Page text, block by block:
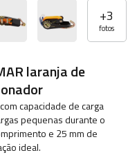
+3
fotos
laranja de
capacidade de carga
pequenas durante o
e 25 mm de
ideal.